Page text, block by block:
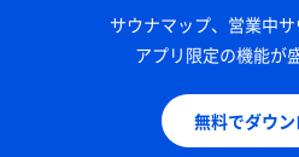
サウナマップ、営業中サ
アプリ限定の機能が
無料でダウ